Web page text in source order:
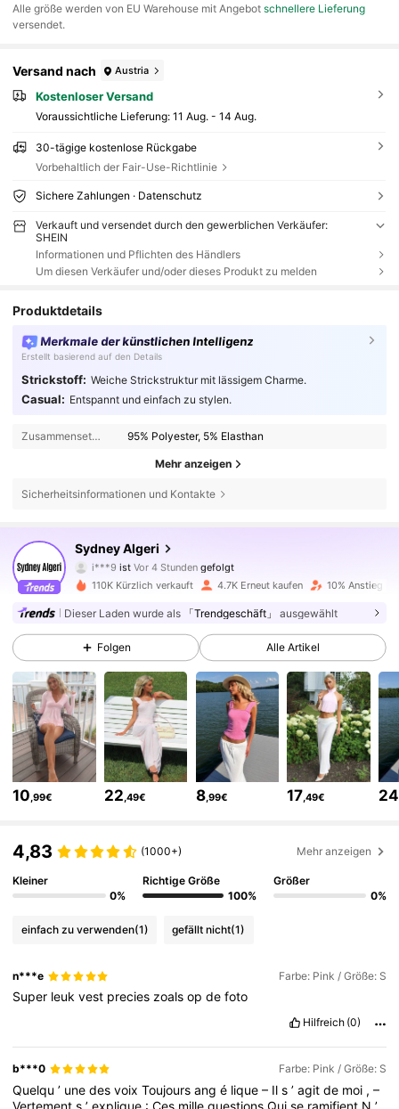
Alle größe werden von EU Warehouse mit Angebotschnellere Lieferung
versendet.
Versand nach Austria
Kostenloser Versand
Voraussichtliche Lieferung: 11 Aug. - 14 Aug.
30-tägige kostenlose Rückgabe
Vorbehaltlich der Fair-Use-Richtlinie
Sichere Zahlungen · Datenschutz
Verkauft und versendet durch den gewerblichen Verkäufer:
SHEIN
Informationen und Pflichten des Händlers
Um diesen Verkäufer und/oder dieses Produkt zu melden
Produktdetails
Merkmale der künstlichen Intelligenz
Erstellt basierend auf den Details
Strickstoff: Weiche Strickstruktur mit lässigem Charme.
Casual: Entspannt und einfach zu stylen.
Zusammensetzung: 95% Polyester, 5% Elasthan
Mehr anzeigen
Sicherheitsinformationen und Kontakte
Sydney Algeri
4,71
i***9istVor 4 Stunden
i***4 ist am Durchsuchen
4,71
24K Follower
4,71 24K Follower
4,71 24K Follower
4,71 24K Follower
24K Follower
4,71 24K Follower
4,71
110K Kürzlich verkauft 4.7K Erneut kaufen 10% Anstieg
Dieser Laden wurde als 「Trendgeschäft」 ausgewählt
Folgen Alle Artikel
10 ,99€ 22 ,49€ 8,99€ 17 ,49€ 24
4,83 (1000+) Mehr anzeigen
Kleiner
0%
Richtige Größe
100%
Größer
0%
einfach zu verwenden(1) gefällt nicht(1)
n***e Farbe: Pink / Größe: S
Super leukvest precieszoalsopdefoto
Hilfreich (0)
b***0 Farbe: Pink / Größe: S
Quelqu’ unedesvoixToujoursangé lique– Ils’agitde moi ,–
Vertements’explique :Ces millequestionsQuise ramifient N’